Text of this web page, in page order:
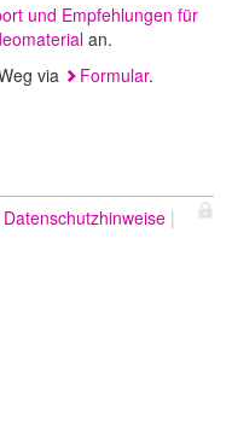
und Empfehlungen für
an.
via
Formular.
Datenschutzhinweise